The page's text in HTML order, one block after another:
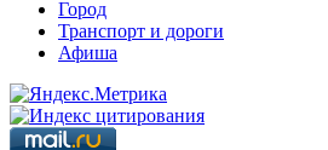
Город
Транспорт и дороги
Афиша